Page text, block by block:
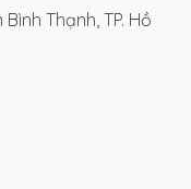
Thạnh, TP. Hồ